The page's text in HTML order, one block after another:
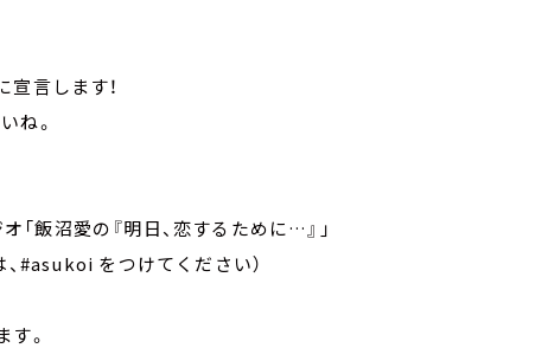
言します！
ね。
飯沼愛の『明日、恋するために…』」
#asukoi をつけてください）
。